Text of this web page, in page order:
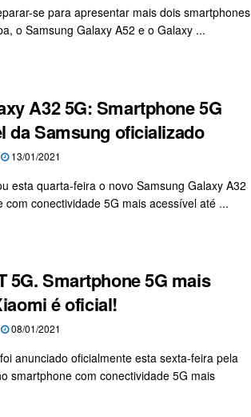
se para apresentar mais dois smartphones
o Samsung Galaxy A52 e o Galaxy ...
A32 5G: Smartphone 5G
da Samsung oficializado
13/01/2021
esta quarta-feira o novo Samsung Galaxy A32
com conectividade 5G mais acessível até ...
5G. Smartphone 5G mais
é oficial!
08/01/2021
anunciado oficialmente esta sexta-feira pela
smartphone com conectividade 5G mais